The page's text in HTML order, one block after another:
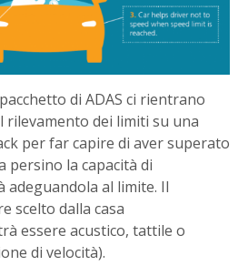
di ADAS ci rientrano
rilevamento dei limiti su una
per far capire di aver superato
persino la capacità di
adeguandola al limite. Il
scelto dalla casa
essere acustico, tattile o
di velocità).